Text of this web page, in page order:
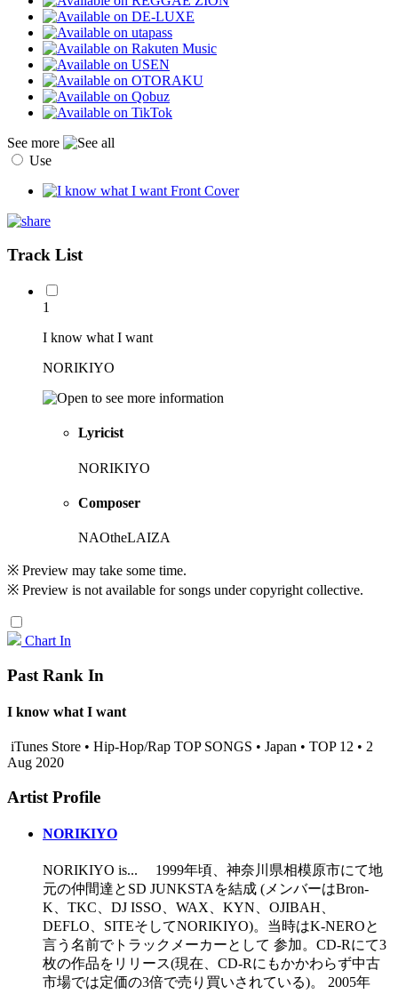
See more
Use
Track List
1
I know what I want
NORIKIYO
Lyricist
NORIKIYO
Composer
NAOtheLAIZA
※ Preview may take some time.
※ Preview is not available for songs under copyright collective.
Chart In
Past Rank In
I know what I want
iTunes Store • Hip-Hop/Rap TOP SONGS • Japan • TOP 12 • 2
Aug 2020
Artist Profile
NORIKIYO
NORIKIYO is... 1999年頃、神奈川県相模原市にて地
元の仲間達とSD JUNKSTAを結成 (メンバーはBron-
K、TKC、DJ ISSO、WAX、KYN、OJIBAH、
DEFLO、SITEそしてNORIKIYO)。当時はK-NEROと
言う名前でトラックメーカーとして 参加。CD-Rにて3
枚の作品をリリース(現在、CD-Rにもかかわらず中古
市場では定価の3倍で売り買いされている)。 2005年